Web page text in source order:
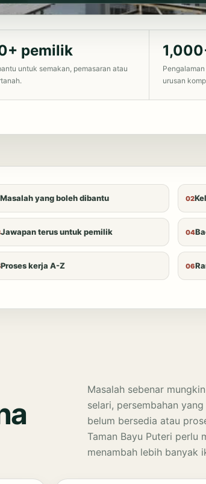
pemilik
untuk semakan, pemasaran atau
urusan
Masalah yang boleh dibantu
Jawapan terus untuk pemilik
Proses kerja A-Z
Masalah sebenar
selari, persembahan
belum bersedia atau
Taman Bayu Puteri perlu
menambah lebih banyak